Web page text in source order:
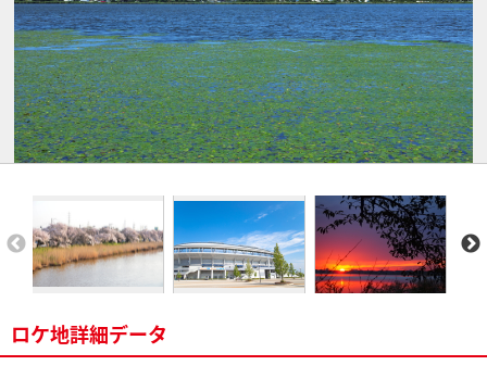
ロケ地詳細データ